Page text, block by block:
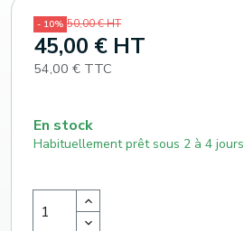
- 10% 50,00 € HT
45,00 € HT
54,00 € TTC
En stock
Habituellement prêt sous 2 à 4 jours